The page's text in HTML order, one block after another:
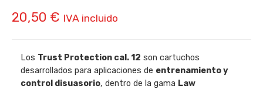
20,50 € IVA incluido
Los Trust Protection cal. 12 son cartuchos
desarrollados para aplicaciones de entrenamiento y
control disuasorio, dentro de la gama Law